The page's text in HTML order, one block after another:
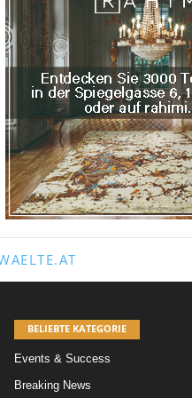
BELIEBTE KATEGORIE
Events & Success
Breaking News